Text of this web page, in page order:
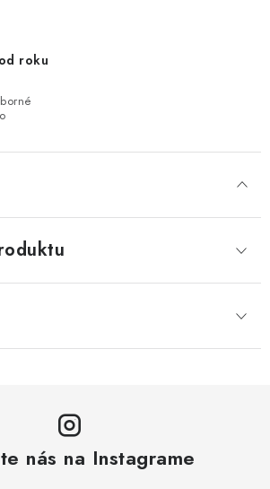
roku
nás na Instagrame